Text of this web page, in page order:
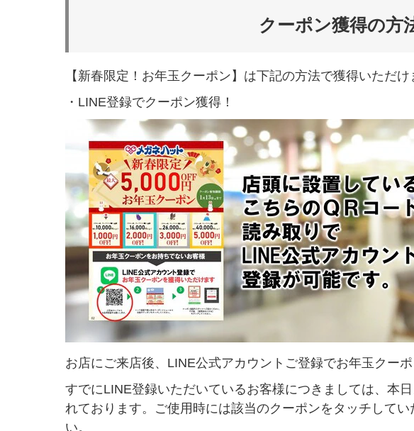
クーポン獲得の方
【新春限定！お年玉クーポン】は下記の方法で獲得いただけ
・LINE登録でクーポン獲得！
お店にご来店後、LINE公式アカウントご登録でお年玉クーポ
すでにLINE登録いただいているお客様につきましては、本
れております。ご使用時には該当のクーポンをタッチして
い。